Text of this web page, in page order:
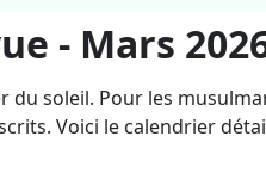
- Mars
soleil. Pour les
Voici le calendrier